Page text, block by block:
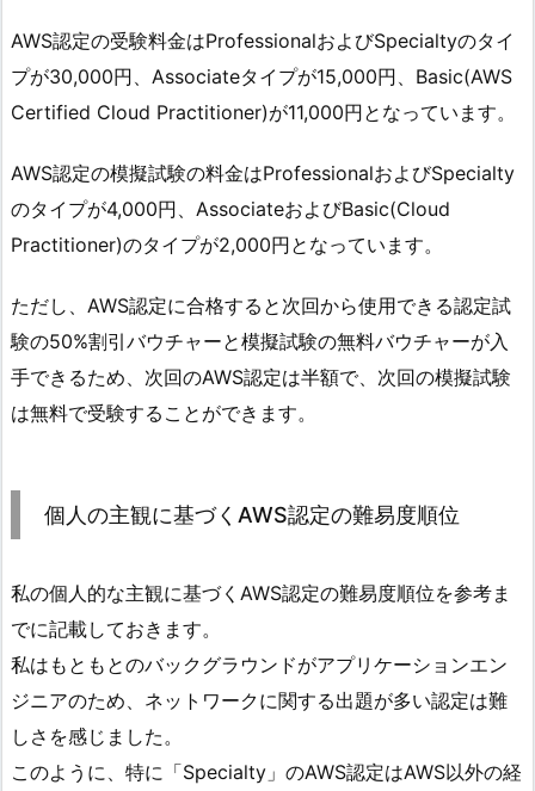
AWS認定の受験料金はProfessionalおよびSpecialtyのタイ
プが30,000円、Associateタイプが15,000円、Basic(AWS
Certified Cloud Practitioner)が11,000円となっています。
AWS認定の模擬試験の料金はProfessionalおよびSpecialty
のタイプが4,000円、AssociateおよびBasic(Cloud
Practitioner)のタイプが2,000円となっています。
ただし、AWS認定に合格すると次回から使用できる認定試
験の50%割引バウチャーと模擬試験の無料バウチャーが入
手できるため、次回のAWS認定は半額で、次回の模擬試験
は無料で受験することができます。
個人の主観に基づくAWS認定の難易度順位
私の個人的な主観に基づくAWS認定の難易度順位を参考ま
でに記載しておきます。
私はもともとのバックグラウンドがアプリケーションエン
ジニアのため、ネットワークに関する出題が多い認定は難
しさを感じました。
このように、特に「Specialty」のAWS認定はAWS以外の経